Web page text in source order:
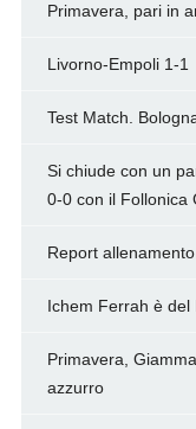
Primavera, pari in
Livorno-Empoli 1-1
Test Match.
Si chiude con un
0-0 con il Follonica
Report
Ichem Ferrah è del
Primavera,
azzurro